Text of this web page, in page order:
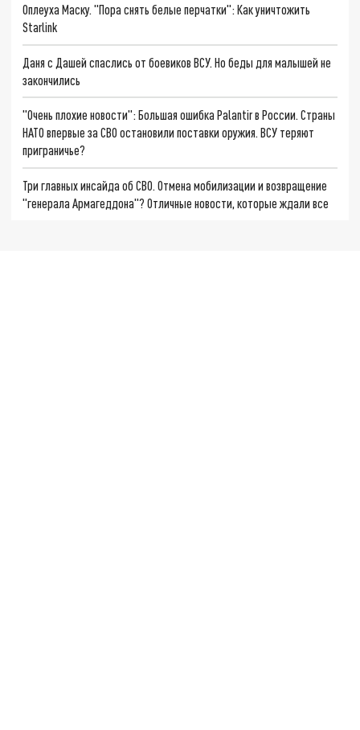
Оплеуха Маску. "Пора снять белые перчатки": Как уничтожить
Starlink
Даня с Дашей спаслись от боевиков ВСУ. Но беды для малышей не
закончились
"Очень плохие новости": Большая ошибка Palantir в России. Страны
НАТО впервые за СВО остановили поставки оружия. ВСУ теряют
приграничье?
Три главных инсайда об СВО. Отмена мобилизации и возвращение
"генерала Армагеддона"? Отличные новости, которые ждали все